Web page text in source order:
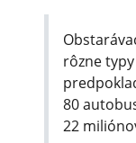
rôzne
80
22